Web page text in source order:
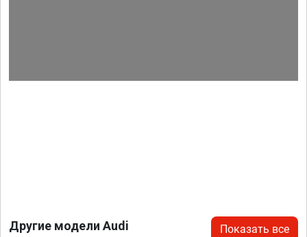
Другие модели Audi Показать все